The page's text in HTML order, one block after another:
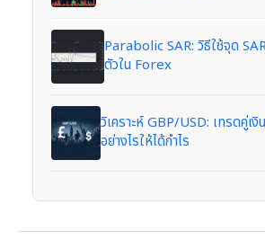
Parabolic SAR: วิธีใช้จุด
ตัวใน Forex
วิเคราะห์ GBP/USD: เทรดคู่เ
อย่างไรให้ได้กำไร